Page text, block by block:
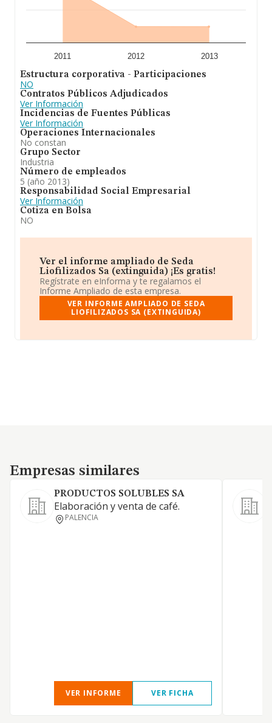
2011 2012 2013
Estructura corporativa - Participaciones
NO
Contratos Públicos Adjudicados
Ver Información
Incidencias de Fuentes Públicas
Ver Información
Operaciones Internacionales
No constan
Grupo Sector
Industria
Número de empleados
5 (año 2013)
Responsabilidad Social Empresarial
Ver Información
Cotiza en Bolsa
NO
Ver el informe ampliado de Seda
Liofilizados Sa (extinguida) ¡Es gratis!
Regístrate en eInforma y te regalamos el
Informe Ampliado de esta empresa.
VER INFORME AMPLIADO DE SEDA
LIOFILIZADOS SA (EXTINGUIDA)
Empresas similares
Empresas similares
PRODUCTOS SOLUBLES SA
Elaboración y venta de café.
PALENCIA
VER INFORME VER FICHA